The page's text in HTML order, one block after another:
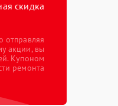
скидка
отправляя
акции, вы
Купоном
ремонта